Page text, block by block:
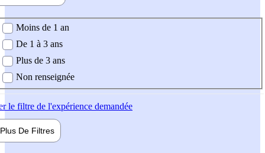
demandée
Moins de 1 an
De 1 à 3 ans
Plus de 3 ans
Non renseignée
le filtre de l'expérience demandée
Plus De Filtres